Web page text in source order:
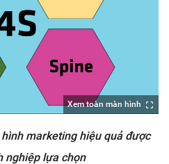
Xem toàn màn hình
marketing hiệu quả được
nghiệp lựa chọn